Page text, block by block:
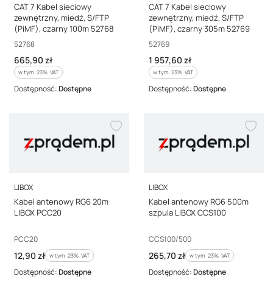
CAT 7 Kabel sieciowy
zewnętrzny, miedź, S/FTP
(PiMF), czarny 100m 52768
Kod producenta
52768
Cena brutto
665,90 zł
w tym %s VAT
w tym 23% VAT
Dostępność:Dostępne
CAT 7 Kabel sieciowy
zewnętrzny, miedź, S/FTP
(PiMF), czarny 305m 52769
Kod producenta
52769
Cena brutto
1 957,60 zł
w tym %s VAT
w tym 23% VAT
Dostępność:Dostępne
PRODUCENT
LIBOX
Kabel antenowy RG6 20m
LIBOX PCC20
Kod producenta
PCC20
Cena brutto
12,90 zł w tym %s VAT
w tym 23% VAT
Dostępność:Dostępne
PRODUCENT
LIBOX
Kabel antenowy RG6 500m
szpula LIBOX CCS100
Kod producenta
CCS100/500
Cena brutto
265,70 zł w tym %s VAT
w tym 23% VAT
Dostępność:Dostępne